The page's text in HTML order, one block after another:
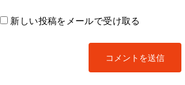
新しい投稿をメールで受け取る